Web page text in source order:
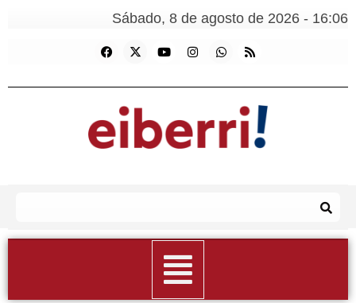
Sábado, 8 de agosto de 2026 - 16:06